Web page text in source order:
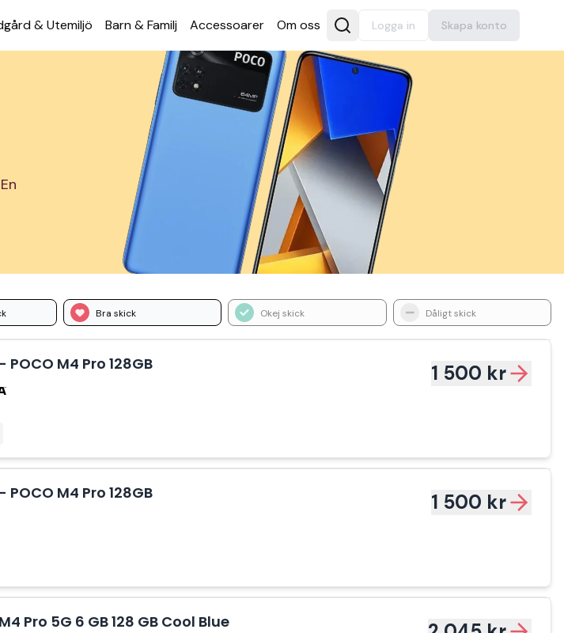
& Utemiljö Barn & Familj Acces­soarer Om oss Logga in Skapa konto
Bra skick Okej skick Dåligt skick
M4 Pro 128GB 1 500 kr
M4 Pro 128GB 1 500 kr
Pro 5G 6 GB 128 GB Cool Blue